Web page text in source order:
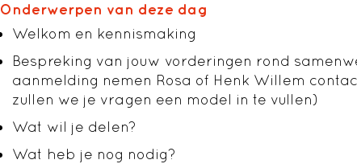
Onderwerpen van deze dag
Welkom en kennismaking
Bespreking van jouw vorderingen rond
aanmelding nemen Rosa of Henk Willem
zullen we je vragen een model in te vullen)
Wat wil je delen?
Wat heb je nog nodig?